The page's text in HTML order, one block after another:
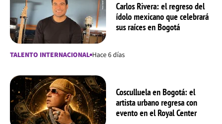
Carlos Rivera: el regreso del
ídolo mexicano que celebrará
sus raíces en Bogotá
TALENTO INTERNACIONAL Hace 6 días
Cosculluela en Bogotá: el
artista urbano regresa con
evento en el Royal Center